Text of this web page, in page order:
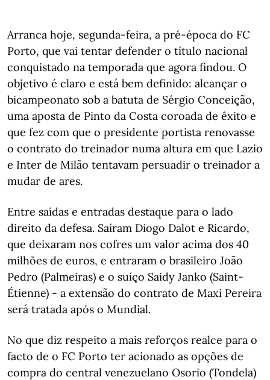
Arranca hoje, segunda-feira, a pré-época do FC
Porto, que vai tentar defender o título nacional
conquistado na temporada que agora findou. O
objetivo é claro e está bem definido: alcançar o
bicampeonato sob a batuta de Sérgio Conceição,
uma aposta de Pinto da Costa coroada de êxito e
que fez com que o presidente portista renovasse
o contrato do treinador numa altura em que Lazio
e Inter de Milão tentavam persuadir o treinador a
mudar de ares.
Entre saídas e entradas destaque para o lado
direito da defesa. Saíram Diogo Dalot e Ricardo,
que deixaram nos cofres um valor acima dos 40
milhões de euros, e entraram o brasileiro João
Pedro (Palmeiras) e o suíço Saidy Janko (Saint-
Étienne) - a extensão do contrato de Maxi Pereira
será tratada após o Mundial.
No que diz respeito a mais reforços realce para o
facto de o FC Porto ter acionado as opções de
compra do central venezuelano Osorio (Tondela)